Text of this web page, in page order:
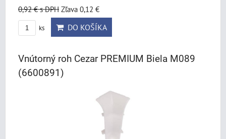
0,92 €s DPH Zľava 0,12 €
ks DO KOŠÍKA
Vnútorný roh Cezar PREMIUM Biela M089
(6600891)